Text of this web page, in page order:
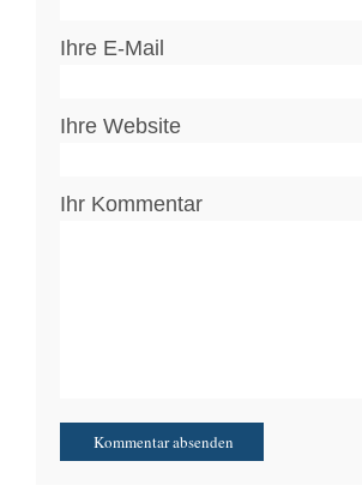
Ihre E-Mail
Ihre Website
Ihr Kommentar